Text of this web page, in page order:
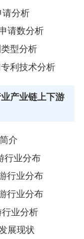
请分析
请数分析
型分析
利技术分析
产业链上下游
介
行业分布
行业分布
行业分布
业分析
展现状